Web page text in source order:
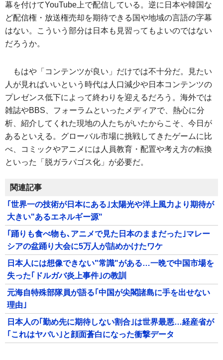
幕を付けてYouTube上で配信している。逆に日本や韓国な
ど配信権・放送権売却を期待できる国や地域の言語の字幕
はない。こういう部分は日本も見習ってもよいのではない
だろうか。
もはや「コンテンツが良い」だけでは不十分だ。見たい
人が見ればいいという時代は人口減少や日本コンテンツの
プレゼンス低下によって終わりを迎えるだろう。海外では
雑誌やBBS、フォーラムといったメディアで、熱心に分
析、紹介してくれた現地の人たちがいたからこそ、今日が
あるといえる。グローバル市場に挑戦してきたゲームに比
べ、コミックやアニメには人員教育・配置や考え方の転換
といった「脱ガラパゴス化」が必要だ。
関連記事
｢世界一の技術が日本にある｣太陽光や洋上風力より期待が
大きい"あるエネルギー源"
｢踊りも食べ物も､アニメで見た日本のままだった｣マレー
シアの盆踊り大会に5万人が詰めかけたワケ
日本人には想像できない"常識"がある…一晩で中国市場を
失った｢ドルガバ炎上事件｣の教訓
元海自特殊部隊員が語る｢中国が尖閣諸島に手を出せない
理由｣
日本人の｢勤め先に期待しない割合｣は世界最悪…経産省が
｢これはヤバい｣と顔面蒼白になった衝撃データ